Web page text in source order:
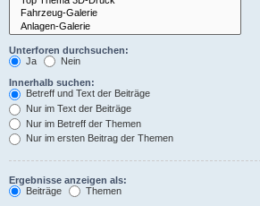
Unterforen durchsuchen:
Ja
Nein
Innerhalb suchen:
Betreff und Text der Beiträge
Nur im Text der Beiträge
Nur im Betreff der Themen
Nur im ersten Beitrag der Themen
Ergebnisse anzeigen als:
Beiträge
Themen